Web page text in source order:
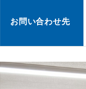
お問い合わせ先